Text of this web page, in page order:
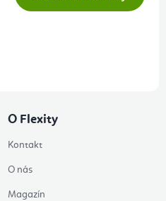
O Flexity
Kontakt
O nás
Magazín